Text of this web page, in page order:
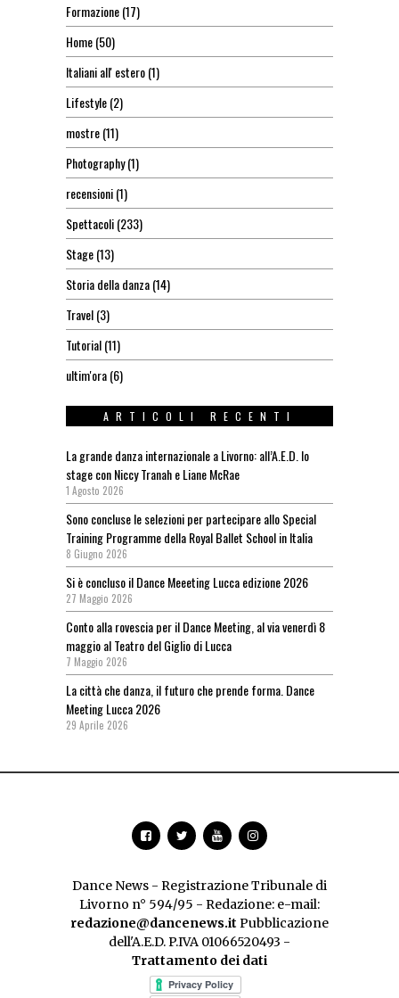
Formazione(17)
Home(50)
Italiani all' estero(1)
Lifestyle(2)
mostre(11)
Photography(1)
recensioni(1)
Spettacoli(233)
Stage(13)
Storia della danza(14)
Travel(3)
Tutorial(11)
ultim'ora(6)
ARTICOLI RECENTI
La grande danza internazionale a Livorno: all’A.E.D. lo
stage con Niccy Tranah e Liane McRae
1 Agosto 2026
Sono concluse le selezioni per partecipare allo Special
Training Programme della Royal Ballet School in Italia
8 Giugno 2026
Si è concluso il Dance Meeeting Lucca edizione 2026
27 Maggio 2026
Conto alla rovescia per il Dance Meeting, al via venerdì 8
maggio al Teatro del Giglio di Lucca
7 Maggio 2026
La città che danza, il futuro che prende forma. Dance
Meeting Lucca 2026
29 Aprile 2026
Dance News - Registrazione Tribunale di
Livorno n° 594/95 - Redazione: e-mail:
redazione@dancenews.it Pubblicazione
dell'A.E.D. P.IVA 01066520493 -
Trattamento dei dati